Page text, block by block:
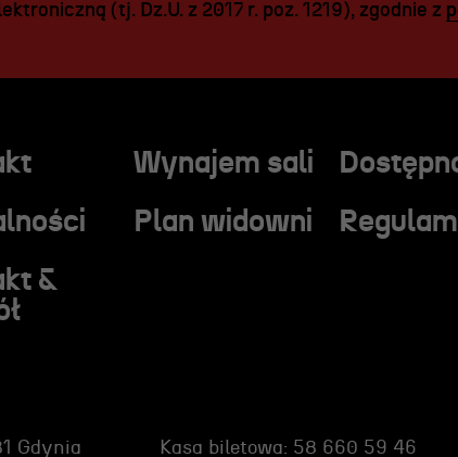
(tj. Dz.U. z 2017 r. poz. 1219), zgodnie z
Wynajem sali
Plan widowni
&
Gdynia Kasa biletowa: 58 660 59 46